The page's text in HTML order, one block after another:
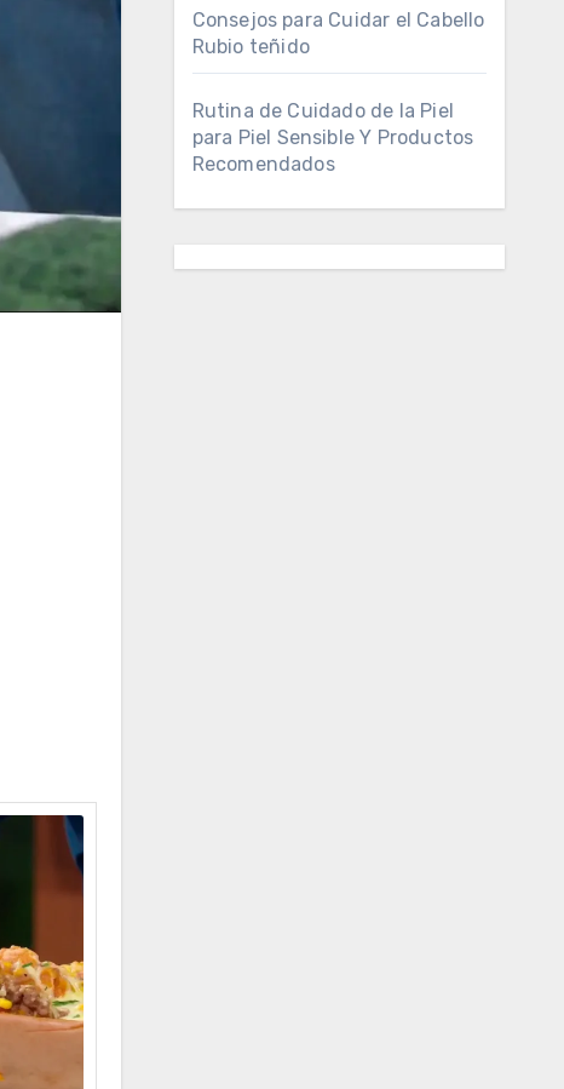
Consejos para Cuidar el Cabello
Rubio teñido
Rutina de Cuidado de la Piel
para Piel Sensible Y Productos
Recomendados